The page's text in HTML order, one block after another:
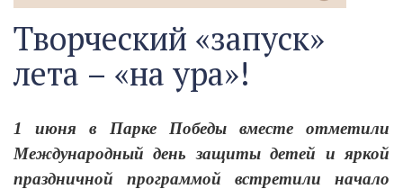
Творческий «запуск»
лета – «на ура»!
1 июня в Парке Победы вместе отметили
Международный день защиты детей и яркой
праздничной программой встретили начало